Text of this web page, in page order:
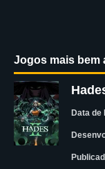
Jogos mais bem
Data de